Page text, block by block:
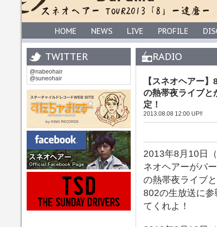
HOME NEWS LIVE PROFILE
TWITTER
@nabeohair
@suneohair
RADIO
【スネオヘアー
の熱帯夜ライブと
定！
2013.08.08 12:00 UP!!
2013年8月10日
ネオヘアーがパ
の熱帯夜ライブ
802の生放送に
てくれよ！